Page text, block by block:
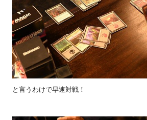
と言うわけで早速対戦！